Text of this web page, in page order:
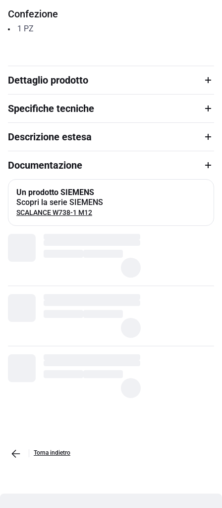
Confezione
1 PZ
Dettaglio prodotto
Specifiche tecniche
Descrizione estesa
Documentazione
Un prodotto SIEMENS
Scopri la serie SIEMENS
SCALANCE W738-1 M12
Torna indietro